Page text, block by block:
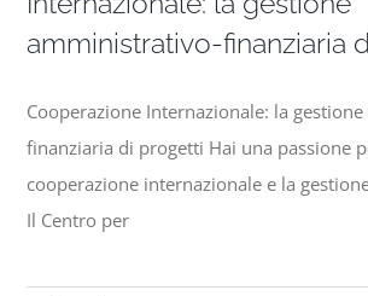
amministrativo-finanziaria
Cooperazione Internazionale: la
finanziaria di progetti Hai una passione
cooperazione internazionale e la
Il Centro per